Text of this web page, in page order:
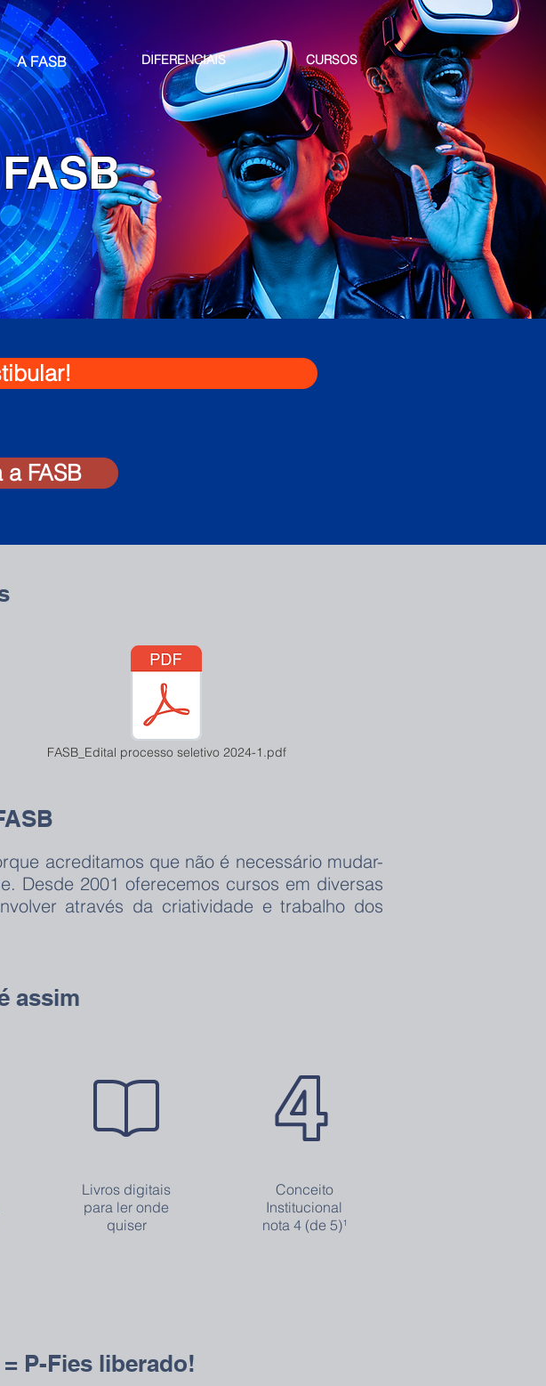
A FASB DIFERENCIAIS CURSOS
FASB
FASB_Edital processo seletivo 2024-1.pdf
acreditamos que não é necessário mudar-
Desde 2001 oferecemos cursos em diversas
através da criatividade e trabalho dos
assim
Livros digitais
para ler onde
quiser
Conceito
Institucional
nota 4 (de 5)¹
P-Fies liberado!